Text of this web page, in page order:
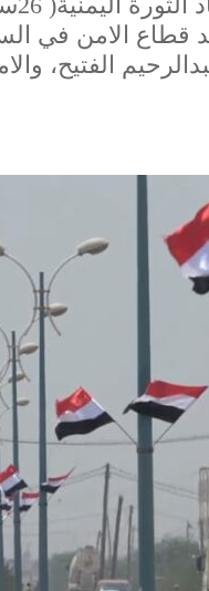
قطاع الامن في
الفتيح،